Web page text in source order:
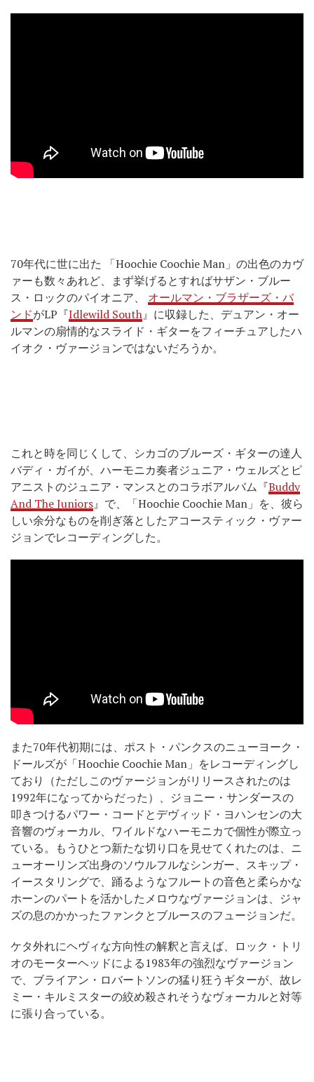
70年代に世に出た 「Hoochie Coochie Man」の出色のカヴ
ァーも数々あれど、まず挙げるとすればサザン・ブルー
ス・ロックのパイオニア、 オールマン・ブラザーズ・バ
ンドがLP『Idlewild South』に収録した、デュアン・オー
ルマンの扇情的なスライド・ギターをフィーチュアしたハ
イオク・ヴァージョンではないだろうか。
これと時を同じくして、シカゴのブルーズ・ギターの達人
バディ・ガイが、ハーモニカ奏者ジュニア・ウェルズとピ
アニストのジュニア・マンスとのコラボアルバム『Buddy
And The Juniors』で、「Hoochie Coochie Man」を、彼ら
しい余分なものを削ぎ落としたアコースティック・ヴァー
ジョンでレコーディングした。
また70年代初期には、ポスト・パンクスのニューヨーク・
ドールズが「Hoochie Coochie Man」をレコーディングし
ており（ただしこのヴァージョンがリリースされたのは
1992年になってからだった）、ジョニー・サンダースの
叩きつけるパワー・コードとデヴィッド・ヨハンセンの大
音響のヴォーカル、ワイルドなハーモニカで個性が際立っ
ている。もうひとつ新たな切り口を見せてくれたのは、ニ
ューオーリンズ出身のソウルフルなシンガー、スキップ・
イースタリングで、踊るようなフルートの音色と柔らかな
ホーンのパートを活かしたメロウなヴァージョンは、ジャ
ズの息のかかったファンクとブルースのフュージョンだ。
ケタ外れにヘヴィな方向性の解釈と言えば、ロック・トリ
オのモーターヘッドによる1983年の強烈なヴァージョン
で、ブライアン・ロバートソンの猛り狂うギターが、故レ
ミー・キルミスターの絞め殺されそうなヴォーカルと対等
に張り合っている。